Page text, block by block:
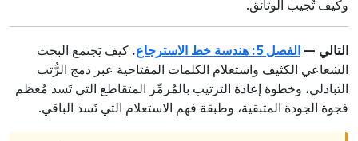
وكيف تُجيب الوثائق.
التالي — الفصل 5: هندسة خط الاسترجاع . كيف يَجتمع البحث
الشعاعي الكثيف واستعلام الكلمات المفتاحية عبر دمج الرُّتب
التبادلي، وخطوة إعادة الترتيب بالمُرمِّز المتقاطع التي تَسد مُعظم
فجوة الجودة المتبقية، وطبقة فهم الاستعلام التي تَسد الباقي.